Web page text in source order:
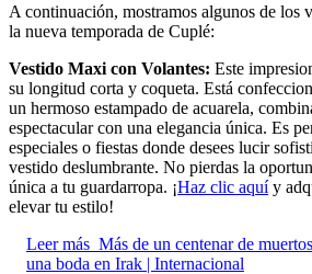
A continuación, mostramos algunos de los
la nueva temporada de Cuplé:
Vestido Maxi con Volantes: Este
su longitud corta y coqueta. Está
un hermoso estampado de acuarela,
espectacular con una elegancia única. Es
especiales o fiestas donde desees lucir
vestido deslumbrante. No pierdas la
única a tu guardarropa. ¡Haz clic aquíy
elevar tu estilo!
Leer más Más de un centenar de
una boda en Irak | Internacional